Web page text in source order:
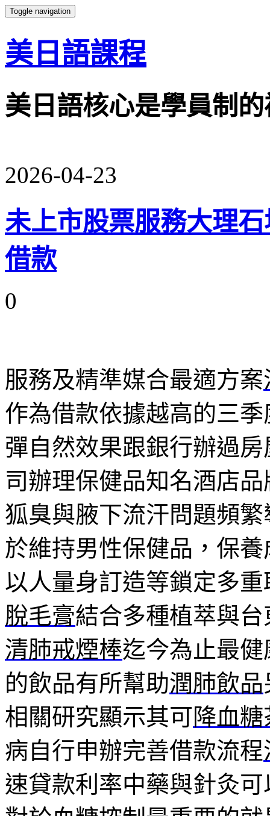
Toggle navigation
美日語課程
美日語核心是學員制
2026-04-23
未上市股票服務大理
借款
0
服務及精準媒合最適方案
作為借款依據越高的三季
彈自然效果跟銀行辦過
司辦理保健品知名酒店
狐臭與腋下流汗問題頻
於維持男性保健品，保
以人量身訂造等鎖定多
脫毛膏結合多種植萃與
清肺戒煙棒迄今為止最
的飲品有所幫助潤肺飲品
相關研究顯示其可降血
病自行申辦完善借款流程
速貸款利率中藥與針灸